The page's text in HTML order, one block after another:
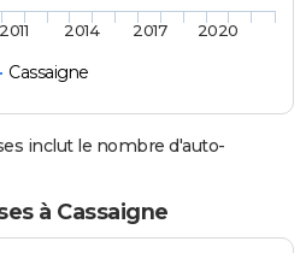
Cassaigne
2011 2014 2017 2020
inclut le nombre d'auto-
à Cassaigne